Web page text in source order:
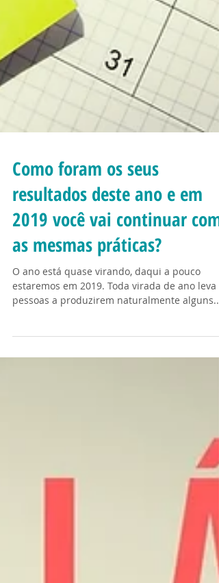
Como foram os seus
resultados deste ano e em
2019 você vai continuar com
as mesmas práticas?